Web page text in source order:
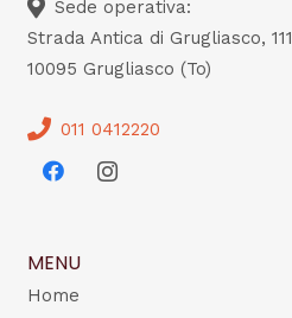
Sede operativa:
Strada Antica di Grugliasco, 111
10095 Grugliasco (To)
011 0412220
MENU
Home